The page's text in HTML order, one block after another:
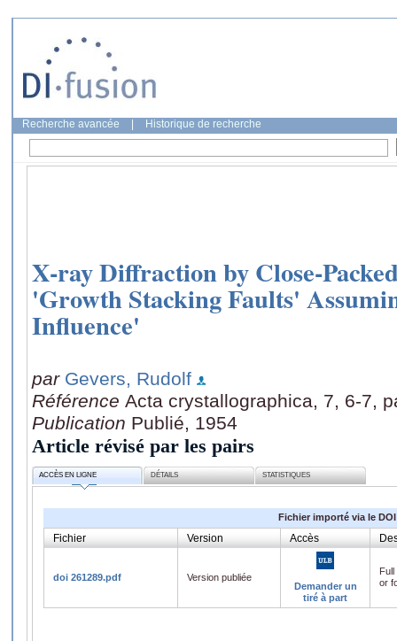
Recherche avancée Historique de recherche
X-ray Diffraction by Close-
'Growth Stacking Faults'
Influence'
par Gevers, Rudolf
Référence Acta crystallographica, 7, 6-7,
Publication Publié, 1954
Article révisé par les pairs
ACCÈS EN LIGNE DÉTAILS STATISTIQUES
Fichier importé via le DOI
Fichier Version Accès
doi 261289.pdf
Version publiée
Demander un
tiré à part
or